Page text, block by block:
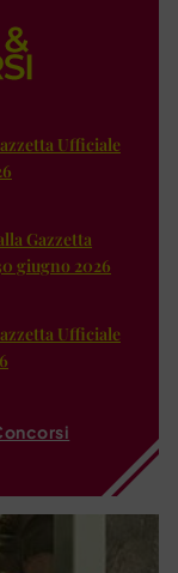
Ufficiale
Gazzetta
giugno 2026
Ufficiale